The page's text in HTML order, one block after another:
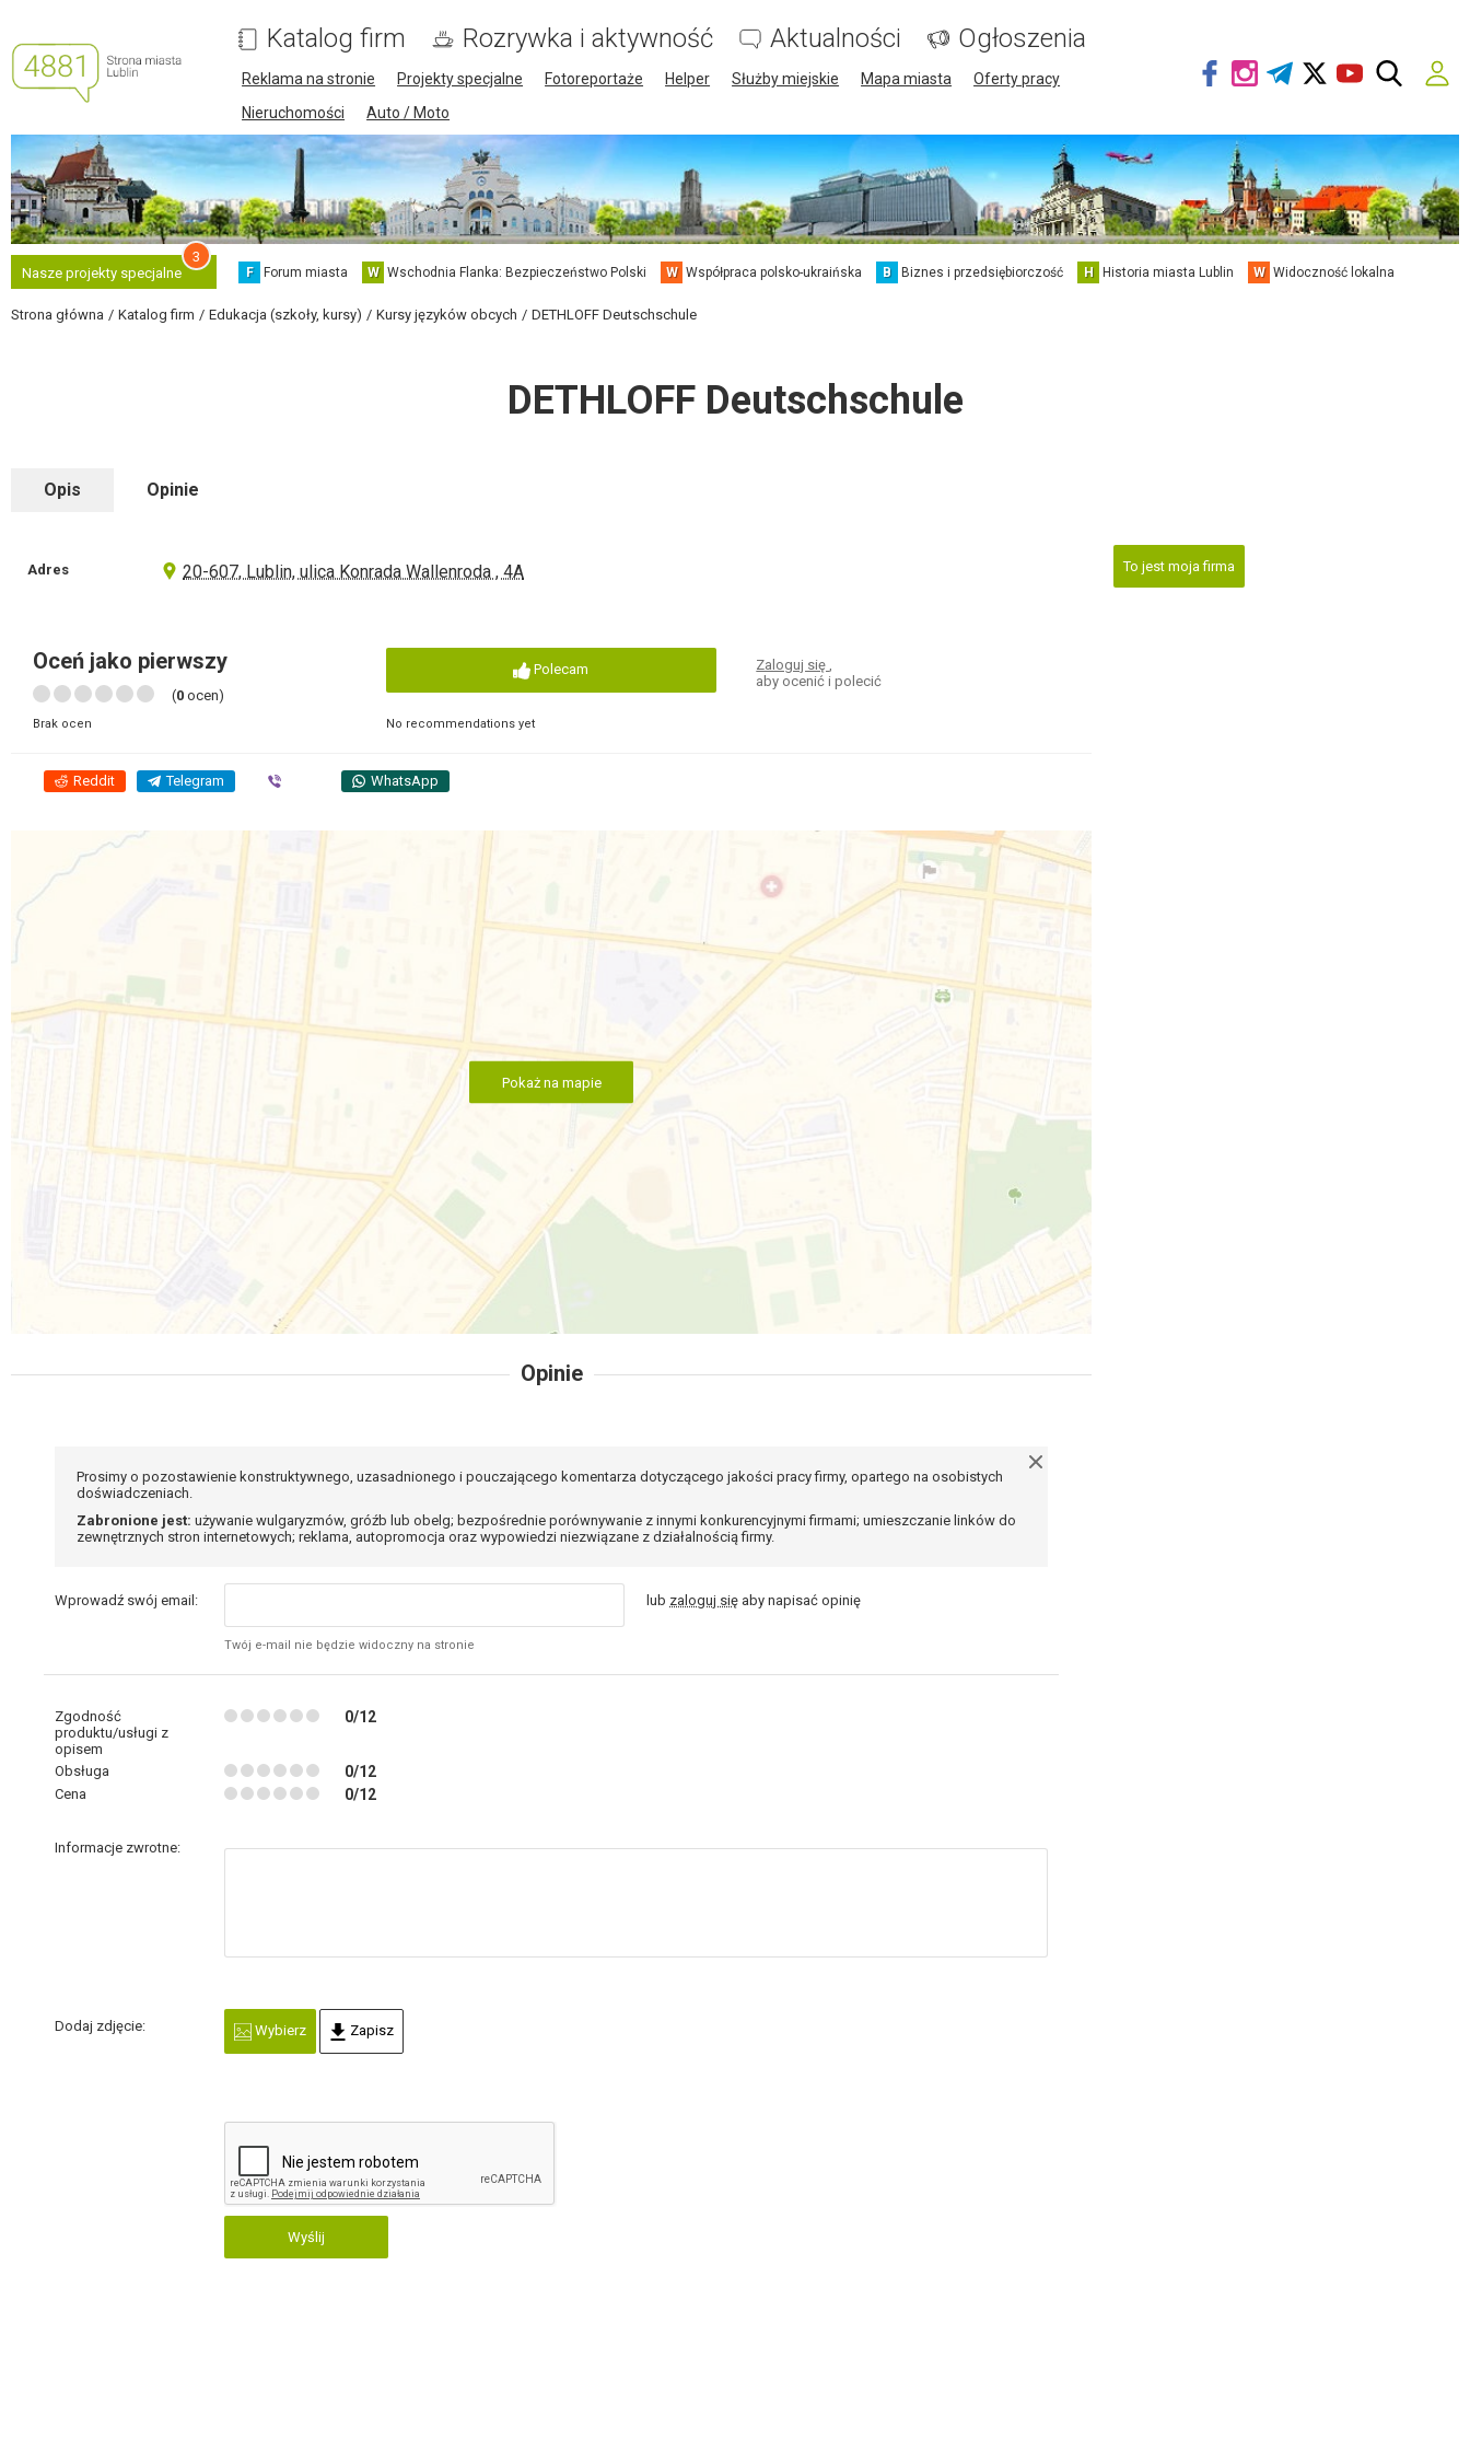
Katalog firm Rozrywka i aktywność Aktualności Ogłoszenia
Reklama na stronie Projekty specjalne Fotoreportaże Helper Służby miejskie Mapa miasta
Oferty pracy
Nieruchomości
Auto / Moto
Nasze projekty specjalne
3
F Forum miasta W Wschodnia Flanka: Bezpieczeństwo Polski W Współpraca polsko-ukraińska B Biznes i przedsiębiorczość H Historia miasta Lublin W Widoczność lokalna
Strona główna Katalog firm Edukacja (szkoły, kursy) Kursy języków obcych DETHLOFF Deutschschule
DETHLOFF Deutschschule
Opis Opinie
Adres 20-607, Lublin, ulica Konrada Wallenroda , 4A
Oceń jako pierwszy
(0 ocen)
Brak ocen
Polecam
No recommendations yet
Zaloguj się,
aby ocenić i polecić
Reddit Telegram WhatsApp
Pokaż na mapie
To jest moja firma
Opinie
Prosimy o pozostawienie konstruktywnego, uzasadnionego i pouczającego komentarza dotyczącego jakości pracy firmy, opartego na osobistych
doświadczeniach.
Zabronione jest: używanie wulgaryzmów, gróźb lub obelg; bezpośrednie porównywanie z innymi konkurencyjnymi firmami; umieszczanie linków do
zewnętrznych stron internetowych; reklama, autopromocja oraz wypowiedzi niezwiązane z działalnością firmy.
Wprowadź swój email:
Twój e-mail nie będzie widoczny na stronie
lub zaloguj się aby napisać opinię
Zgodność
produktu/usługi z
opisem
0/12
Obsługa 0/12
Cena 0/12
Informacje zwrotne:
Dodaj zdjęcie: Wybierz Zapisz
Wyślij